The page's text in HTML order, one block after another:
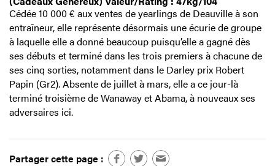
Cédée 10 000 € aux ventes de yearlings de Deauville à son
entraîneur, elle représente désormais une écurie de groupe
à laquelle elle a donné beaucoup puisqu’elle a gagné dès
ses débuts et terminé dans les trois premiers à chacune de
ses cinq sorties, notamment dans le Darley prix Robert
Papin (Gr2). Absente de juillet à mars, elle a ce jour-là
terminé troisième de Wanaway et Abama, à nouveaux ses
adversaires ici.
Partager cette page :